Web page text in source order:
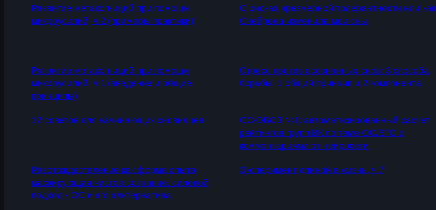
Развитие метакогниций при помощи
микроусилий, ч.2 (примеры практики)
О рисках чрезмерной толерантности или как
Онейрона изменила мои сны
Развитие метакогниций при помощи
микроусилий, ч.1 (введение и общие
принципы)
Стресс против осознанных снов: 3 способа
борьбы, 1 общий принцип и 2 компонента
12 советов для начинающих сновидцев
ОС-ОБОЗ №1: автоматизированный расчет
рейтингов групп ВК по теме ОС/ВТО с
комментариями от нейросети
Разотождествление как форма опыта,
маскирующая чистое сознание, силовой
подход к ОС и его альтернатива
Эксперимент длиной в жизнь, ч.7